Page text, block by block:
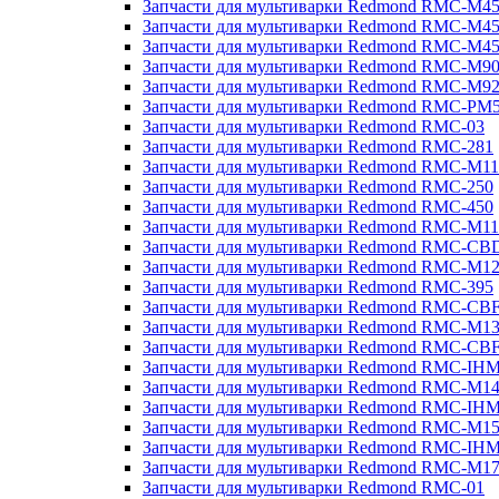
Запчасти для мультиварки Redmond RMC-
Запчасти для мультиварки Redmond RMC-
Запчасти для мультиварки Redmond RMC-
Запчасти для мультиварки Redmond RMC-M90
Запчасти для мультиварки Redmond RMC-
Запчасти для мультиварки Redmond RMC-
Запчасти для мультиварки Redmond RMC-03
Запчасти для мультиварки Redmond RMC-281
Запчасти для мультиварки Redmond RMC-M11
Запчасти для мультиварки Redmond RMC-250
Запчасти для мультиварки Redmond RMC-450
Запчасти для мультиварки Redmond RMC-
Запчасти для мультиварки Redmond RMC-
Запчасти для мультиварки Redmond RMC-M12
Запчасти для мультиварки Redmond RMC-395
Запчасти для мультиварки Redmond RMC-
Запчасти для мультиварки Redmond RMC-M13
Запчасти для мультиварки Redmond RMC-
Запчасти для мультиварки Redmond RMC-
Запчасти для мультиварки Redmond RMC-
Запчасти для мультиварки Redmond RMC-
Запчасти для мультиварки Redmond RMC-
Запчасти для мультиварки Redmond RMC-
Запчасти для мультиварки Redmond RMC-
Запчасти для мультиварки Redmond RMC-01